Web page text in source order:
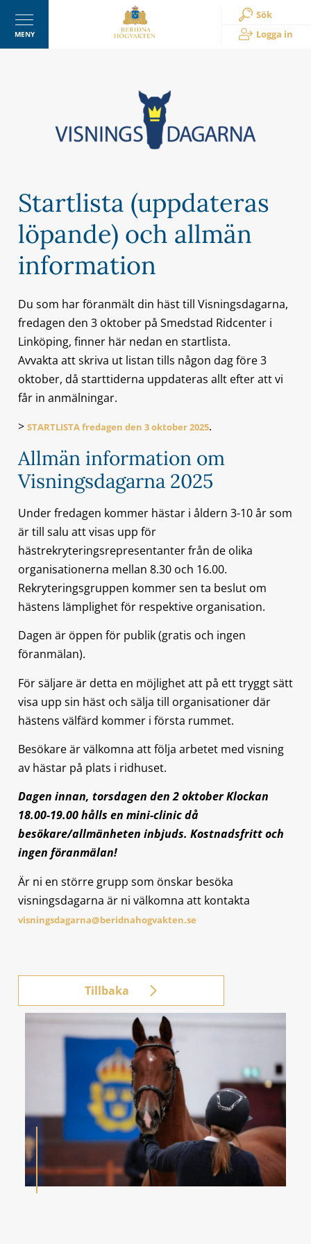
MENY
Sök
Logga in
Startlista (uppdateras
löpande) och allmän
information
Du som har föranmält din häst till Visningsdagarna,
fredagen den 3 oktober på Smedstad Ridcenter i
Linköping, finner här nedan en startlista.
Avvakta att skriva ut listan tills någon dag före 3
oktober, då starttiderna uppdateras allt efter att vi
får in anmälningar.
> STARTLISTA fredagen den 3 oktober 2025.
Allmän information om
Visningsdagarna 2025
Under fredagen kommer hästar i åldern 3-10 år som
är till salu att visas upp för
hästrekryteringsrepresentanter från de olika
organisationerna mellan 8.30 och 16.00.
Rekryteringsgruppen kommer sen ta beslut om
hästens lämplighet för respektive organisation.
Dagen är öppen för publik (gratis och ingen
föranmälan).
För säljare är detta en möjlighet att på ett tryggt sätt
visa upp sin häst och sälja till organisationer där
hästens välfärd kommer i första rummet.
Besökare är välkomna att följa arbetet med visning
av hästar på plats i ridhuset.
Dagen innan, torsdagen den 2 oktober Klockan
18.00-19.00 hålls en mini-clinic då
besökare/allmänheten inbjuds. Kostnadsfritt och
ingen föranmälan!
Är ni en större grupp som önskar besöka
visningsdagarna är ni välkomna att kontakta
visningsdagarna@beridnahogvakten.se
Tillbaka